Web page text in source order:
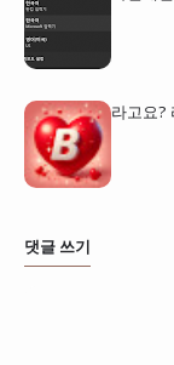
라고요?
댓글 쓰기